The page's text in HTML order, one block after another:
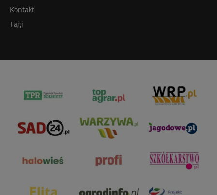
Kontakt
Tagi